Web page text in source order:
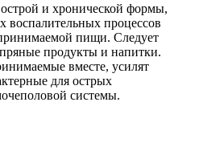
и хронической формы,
воспалительных процессов
пищи. Следует
продукты и напитки.
вместе, усилят
для острых
системы.